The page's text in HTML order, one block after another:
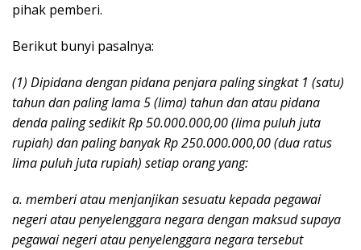
pihak pemberi.
Berikut bunyi pasalnya:
(1) Dipidana dengan pidana penjara paling singkat 1 (satu)
tahun dan paling lama 5 (lima) tahun dan atau pidana
denda paling sedikit Rp 50.000.000,00 (lima puluh juta
rupiah) dan paling banyak Rp 250.000.000,00 (dua ratus
lima puluh juta rupiah) setiap orang yang:
a. memberi atau menjanjikan sesuatu kepada pegawai
negeri atau penyelenggara negara dengan maksud supaya
pegawai negeri atau penyelenggara negara tersebut